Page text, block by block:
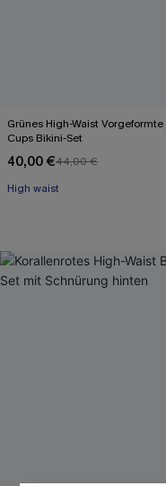
Grünes High-Waist Vorgeformte
Cups Bikini-Set
40,00 €44,00 €
High waist